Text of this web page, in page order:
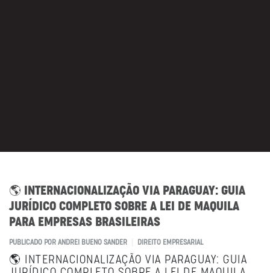
🌎 INTERNACIONALIZAÇÃO VIA PARAGUAY: GUIA
JURÍDICO COMPLETO SOBRE A LEI DE MAQUILA
PARA EMPRESAS BRASILEIRAS
PUBLICADO POR ANDREI BUENO SANDER DIREITO EMPRESARIAL
🌎 INTERNACIONALIZAÇÃO VIA PARAGUAY: GUIA